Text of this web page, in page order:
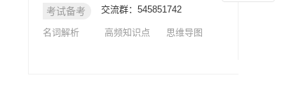
考试备考 交流群：545851742
名词解析 高频知识点 思维导图